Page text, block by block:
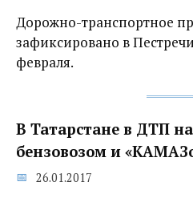
Дорожно-транспортное
зафиксировано в
февраля.
В Татарстане в ДТП на
бензовозом и
26.01.2017